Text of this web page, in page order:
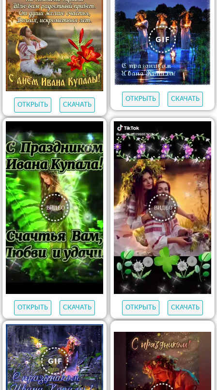
ОТКРЫТЬ СКАЧАТЬ
ОТКРЫТЬ СКАЧАТЬ
ОТКРЫТЬ СКАЧАТЬ ОТКРЫТЬ СКАЧАТЬ